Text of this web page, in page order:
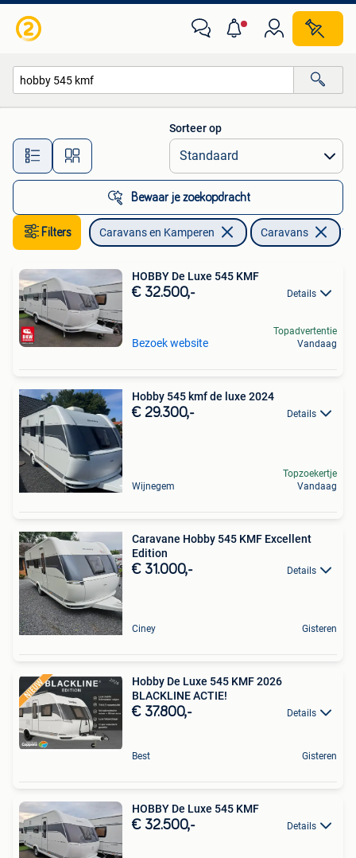
Alle afstanden…
Sorteer op
Bewaar je zoekopdracht
Filters Caravans en Kamperen Caravans
HOBBY De Luxe 545 KMF
€ 32.500,- Details
Bezoek website
Topadvertentie
Vandaag
Hobby 545 kmf de luxe 2024
€ 29.300,- Details
Wijnegem
Topzoekertje
Vandaag
Caravane Hobby 545 KMF Excellent
Edition
€ 31.000,- Details
Ciney Gisteren
Hobby De Luxe 545 KMF 2026
BLACKLINE ACTIE!
€ 37.800,- Details
Best Gisteren
HOBBY De Luxe 545 KMF
€ 32.500,- Details